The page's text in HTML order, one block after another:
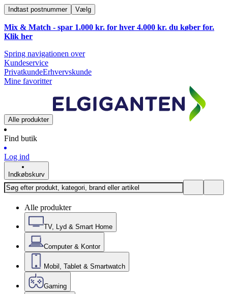
Indtast postnummer Vælg
Mix & Match - spar 1.000 kr. for hver 4.000 kr. du køber for.
Klik her
Spring navigationen over
Kundeservice
PrivatkundeErhvervskunde
Mine favoritter
Alle produkter
Find butik
Log ind
Indkøbskurv
Alle produkter
TV, Lyd & Smart Home
Computer & Kontor
Mobil, Tablet & Smartwatch
Gaming